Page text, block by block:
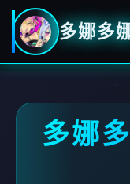
多娜多
多娜